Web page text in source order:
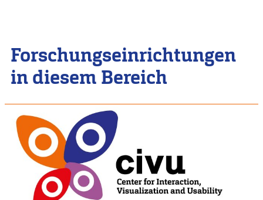
Forschungseinrichtungen
in diesem Bereich